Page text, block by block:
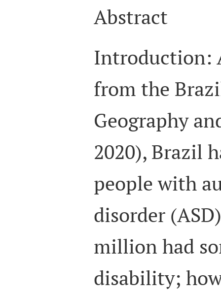
Abstract
Introduction:
from the
Geography
2020), Brazil
people with
disorder
million had
disability;